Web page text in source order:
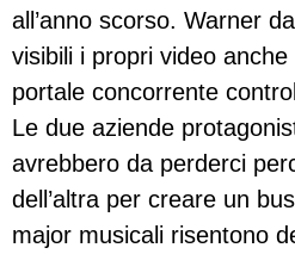
all’anno scorso. Warner
visibili i propri video
portale concorrente
Le due aziende
avrebbero da perderci
dell’altra per creare un
major musicali risentono